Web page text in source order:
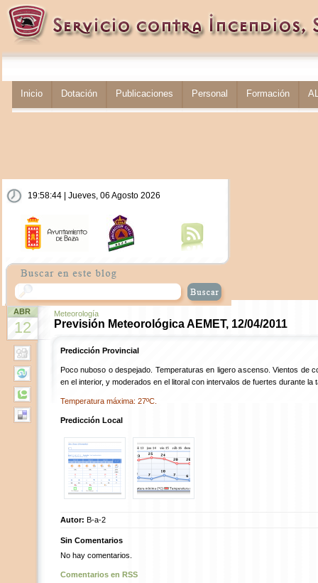
Inicio Dotación Publicaciones Personal Formación
19:58:45 | Jueves, 06 Agosto 2026
ABR
12
Meteorología
Previsión Meteorológica AEMET, 12/04/2011
Predicción Provincial
Poco nuboso o despejado. Temperaturas en ligero ascenso. Vientos de
en el interior, y moderados en el litoral con intervalos de fuertes durante la
Temperatura máxima: 27ºC.
Predicción Local
Autor: B-a-2
Sin Comentarios
No hay comentarios.
Comentarios en RSS